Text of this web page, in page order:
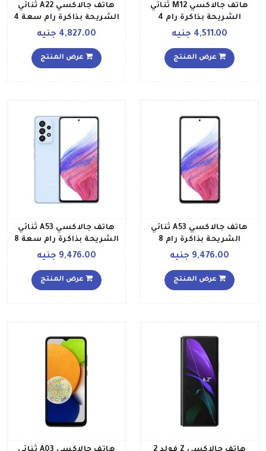
هاتف جالاكسي M12 ثنائي
الشريحة بذاكرة رام 4
LTE لون أزرق فاتح إصدار
الشرق الأوسط
4,511.00 جنيه
عرض المنتج
هاتف جالاكسي A22 ثنائي
الشريحة بذاكرة رام سعة 4
جيجابايت وذاكرة 64
LTE إصدار عالمي، لون
4,827.00 جنيه
عرض المنتج
هاتف جالاكسي A53 ثنائي
الشريحة بذاكرة رام 8
جيجابايت وذاكرة داخلية
تقنية – 5G إصدار الشرق
الأوسط، لون أسود أوسوم
9,476.00 جنيه
عرض المنتج
هاتف جالاكسي A53 ثنائي
الشريحة بذاكرة رام سعة 8
جيجابايت وذاكرة داخلية
تقنية 5G إصدار الشرق
الأوسط، لون أزرق أوسوم
9,476.00 جنيه
عرض المنتج